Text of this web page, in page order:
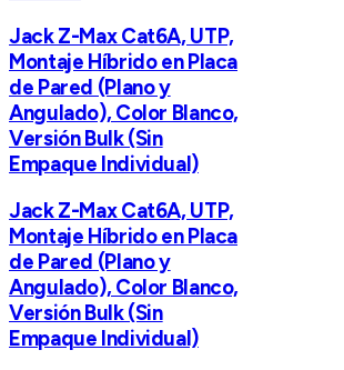
Jack Z-Max Cat6A, UTP,
Montaje Híbrido en Placa
de Pared (Plano y
Angulado), Color Blanco,
Versión Bulk (Sin
Empaque Individual)
Jack Z-Max Cat6A, UTP,
Montaje Híbrido en Placa
de Pared (Plano y
Angulado), Color Blanco,
Versión Bulk (Sin
Empaque Individual)